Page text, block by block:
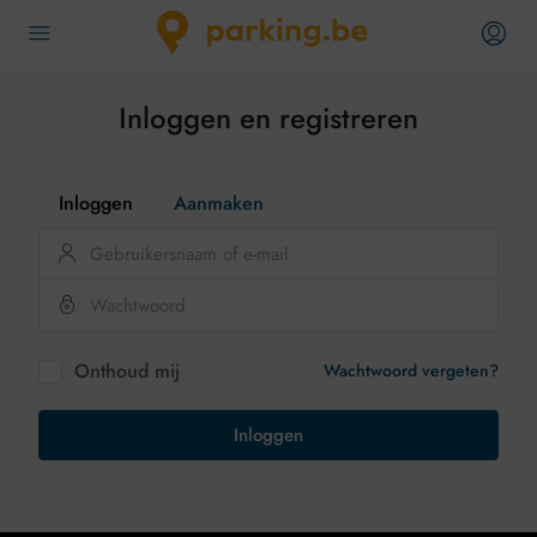
Inloggen en registreren
Inloggen Aanmaken
Onthoud mij Wachtwoord vergeten?
Inloggen